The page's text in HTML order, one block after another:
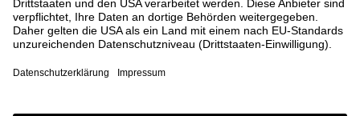
Ein Unternehmen der Unger GmbH & Co. KG
EINKAUF VON 400 € NACH RETOURE, NICHT